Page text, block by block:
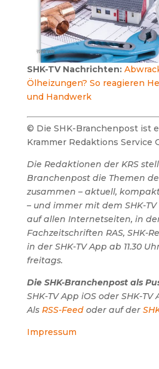
SHK-TV Nachrichten:
Ölheizungen? So reagieren
und Handwerk
© Die SHK-Branchenpost ist
Krammer Redaktions Service
Die Redaktionen der KRS
Branchenpost die Themen
zusammen – aktuell,
– und immer mit dem SHK-TV
auf allen Internetseiten, in
Fachzeitschriften RAS, SHK-
in der SHK-TV App ab 11.30
freitags.
Die SHK-Branchenpost als
SHK-TV App iOS oder SHK-TV
Als RSS-Feedoder auf der
Impressum